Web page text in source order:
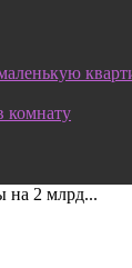
комнату
на 2 млрд...